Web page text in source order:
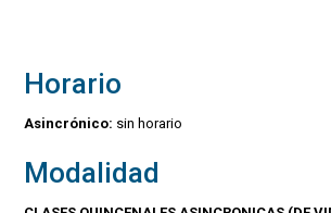
Horario
Asincrónico: sin horario
Modalidad